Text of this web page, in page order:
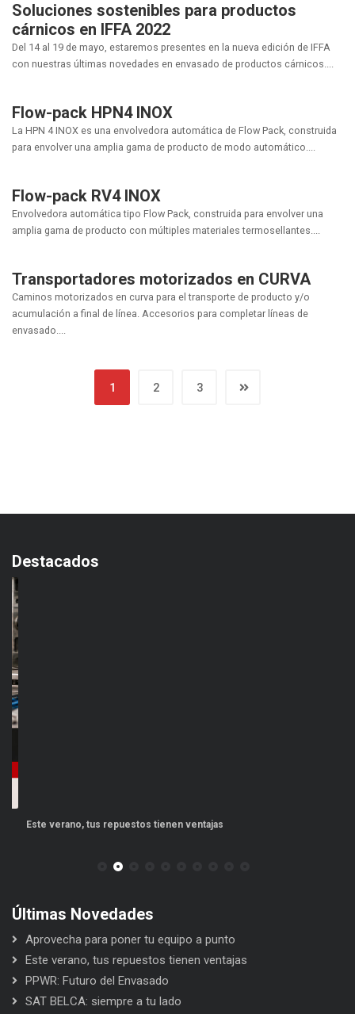
Soluciones sostenibles para productos
cárnicos en IFFA 2022
Del 14 al 19 de mayo, estaremos presentes en la nueva edición de IFFA
con nuestras últimas novedades en envasado de productos cárnicos....
Flow-pack HPN4 INOX
La HPN 4 INOX es una envolvedora automática de Flow Pack, construida
para envolver una amplia gama de producto de modo automático....
Flow-pack RV4 INOX
Envolvedora automática tipo Flow Pack, construida para envolver una
amplia gama de producto con múltiples materiales termosellantes....
Transportadores motorizados en CURVA
Caminos motorizados en curva para el transporte de producto y/o
acumulación a final de línea. Accesorios para completar líneas de
envasado....
1 2 3
Destacados
Este verano, tus repuestos tienen ventajas
Últimas Novedades
Aprovecha para poner tu equipo a punto
Este verano, tus repuestos tienen ventajas
PPWR: Futuro del Envasado
SAT BELCA: siempre a tu lado